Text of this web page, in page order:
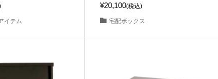
イテム
¥20,100(税込)
宅配ボックス